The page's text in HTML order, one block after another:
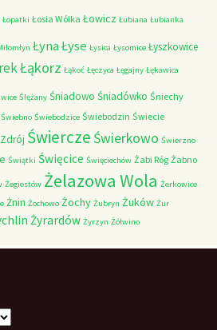
Łopatki Łosia Wólka Łowicz Łubiana Łubianka
ŁynaŁyse Łysica Łysomice Łyszkowice
Łąkorz Łąkoć Łęczyca Łęgajny Łękawica
Ślężany Śniadowo Śniadówko Śniechy
Świebno Świebodzice Świebodzin Świecie
Świercze Świerkowo Świerzno
Świątki Święcice Święciechów Żabi Róg Żabno
Żegiestów Żelazowa Wola Żerkowice
Żnin Żochowo Żochy Żubryn Żuków Żur
Żyrardów Żyrzyn Żółwino